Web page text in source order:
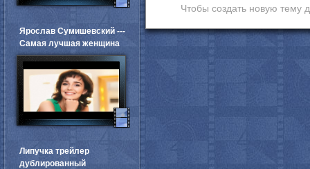
Чтобы создать новую тему
Ярослав Сумишевский ---
Самая лучшая женщина
Липучка трейлер
дублированный